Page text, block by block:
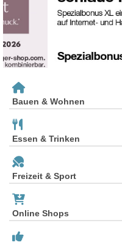
Bauen & Wohnen
Essen & Trinken
Freizeit & Sport
Online Shops